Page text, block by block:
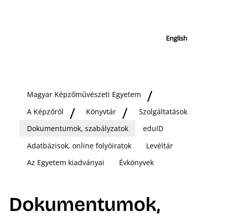
English
Magyar Képzőművészeti Egyetem
A Képzőről
Könyvtár
Szolgáltatások
Dokumentumok, szabályzatok
eduID
Adatbázisok, online folyóiratok
Levéltár
Az Egyetem kiadványai
Évkönyvek
Dokumentumok,